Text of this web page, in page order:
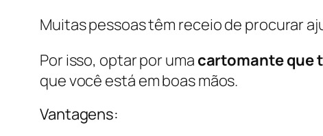
Muitas pessoas têm receio de procurar
Por isso, optar por uma cartomante que
que você está em boas mãos.
Vantagens: